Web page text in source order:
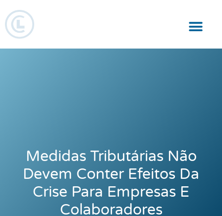
Medidas Tributárias Não
Devem Conter Efeitos Da
Crise Para Empresas E
Colaboradores